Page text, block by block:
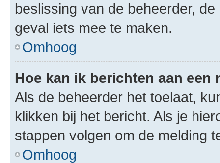
beslissing van de beheerder,
geval iets mee te maken.
Omhoog
Hoe kan ik berichten aan een
Als de beheerder het toelaat,
klikken bij het bericht. Als je
stappen volgen om de melding
Omhoog